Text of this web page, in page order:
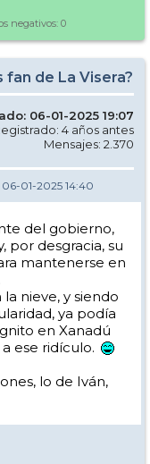
negativos: 0
fan de La Visera?
06-01-2025 19:07
4 años antes
Mensajes: 2.370
06-01-2025 14:40
del gobierno,
por desgracia, su
mantenerse en
nieve, y siendo
ya podía
en Xanadú
ese ridículo.
lo de Iván,